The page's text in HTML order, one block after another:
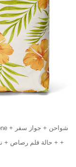
+ حالة قلم رصاص +